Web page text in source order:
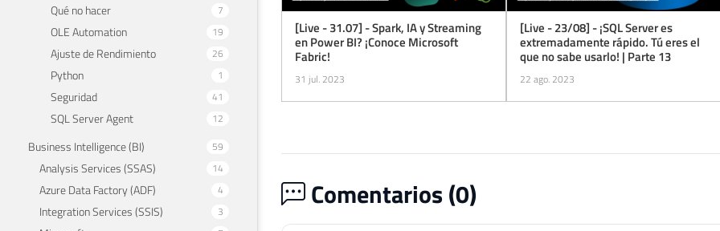
Qué no hacer 7
OLE Automation 19
Ajuste de Rendimiento 26
Python 1
Seguridad 41
SQL Server Agent 12
Business Intelligence (BI) 59
Analysis Services (SSAS) 14
Azure Data Factory (ADF) 4
Integration Services (SSIS) 3
[Live - 31.07] - Spark, IA y Streaming
en Power BI? ¡Conoce Microsoft
Fabric!
31 jul. 2023
[Live - 23/08] - ¡SQL Server es
extremadamente rápido. Tú eres el
que no sabe usarlo! | Parte 13
22 ago. 2023
Comentarios (0)